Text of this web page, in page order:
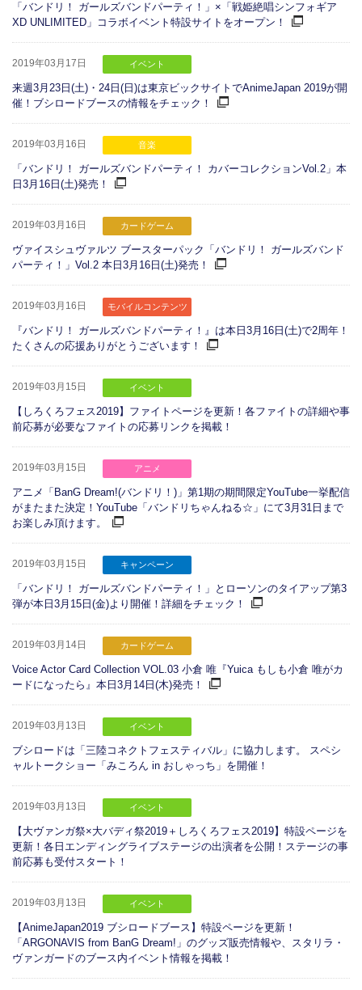
「バンドリ！ ガールズバンドパーティ！」×「戦姫絶唱シンフォギア
XD UNLIMITED」コラボイベント特設サイトをオープン！
2019年03月17日 イベント
来週3月23日(土)・24日(日)は東京ビックサイトでAnimeJapan 2019が開
催！ブシロードブースの情報をチェック！
2019年03月16日 音楽
「バンドリ！ ガールズバンドパーティ！ カバーコレクションVol.2」本
日3月16日(土)発売！
2019年03月16日 カードゲーム
ヴァイスシュヴァルツ ブースターパック「バンドリ！ ガールズバンド
パーティ！」Vol.2 本日3月16日(土)発売！
2019年03月16日 モバイルコンテンツ
『バンドリ！ ガールズバンドパーティ！』は本日3月16日(土)で2周年！
たくさんの応援ありがとうございます！
2019年03月15日 イベント
【しろくろフェス2019】ファイトページを更新！各ファイトの詳細や事
前応募が必要なファイトの応募リンクを掲載！
2019年03月15日 アニメ
アニメ「BanG Dream!(バンドリ！)」第1期の期間限定YouTube一挙配信
がまたまた決定！YouTube「バンドリちゃんねる☆」にて3月31日まで
お楽しみ頂けます。
2019年03月15日 キャンペーン
「バンドリ！ ガールズバンドパーティ！」とローソンのタイアップ第3
弾が本日3月15日(金)より開催！詳細をチェック！
2019年03月14日 カードゲーム
Voice Actor Card Collection VOL.03 小倉 唯『Yuica もしも小倉 唯がカ
ードになったら』本日3月14日(木)発売！
2019年03月13日 イベント
ブシロードは「三陸コネクトフェスティバル」に協力します。 スペシ
ャルトークショー「みころん in おしゃっち」を開催！
2019年03月13日 イベント
【大ヴァンガ祭×大バディ祭2019＋しろくろフェス2019】特設ページを
更新！各日エンディングライブステージの出演者を公開！ステージの事
前応募も受付スタート！
2019年03月13日 イベント
【AnimeJapan2019 ブシロードブース】特設ページを更新！
「ARGONAVIS from BanG Dream!」のグッズ販売情報や、スタリラ・
ヴァンガードのブース内イベント情報を掲載！